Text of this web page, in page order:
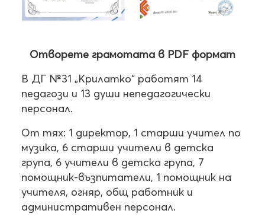
Отворете грамотата в PDF формат
В ДГ №31 „Крилатко“ работят 14
педагози и 13 души непедагогически
персонал.
От тях: 1 директор, 1 старши учител по
музика, 6 старши учители в детска
група, 6 учители в детска група, 7
помощник-възпитатели, 1 помощник на
учителя, огняр, общ работник и
административен персонал.